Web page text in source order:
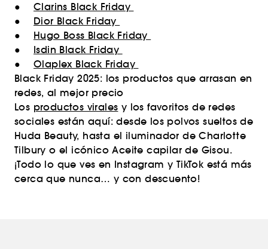
● Clarins Black Friday
● Dior Black Friday
● Hugo Boss Black Friday
● Isdin Black Friday
● Olaplex Black Friday
Black Friday 2025: los productos que arrasan en
redes, al mejor precio
Los productos virales y los favoritos de redes
sociales están aquí: desde los polvos sueltos de
Huda Beauty, hasta el iluminador de Charlotte
Tilbury o el icónico Aceite capilar de Gisou.
¡Todo lo que ves en Instagram y TikTok está más
cerca que nunca… y con descuento!